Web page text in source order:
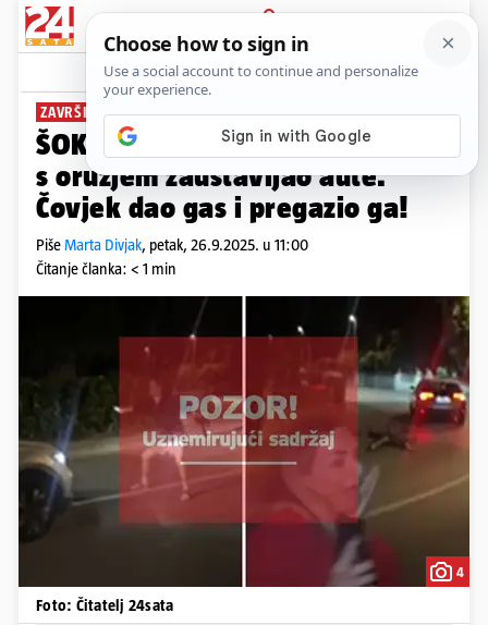
PRIJAVA
News Komentari
ZAVRŠIO U PRITVORU
ŠOKANTNA SNIMKA U Poreču je
s oružjem zaustavljao aute.
Čovjek dao gas i pregazio ga!
PišeMarta Divjak, petak, 26.9.2025. u 11:00
Čitanje članka: < 1 min
4
Foto: Čitatelj 24sata